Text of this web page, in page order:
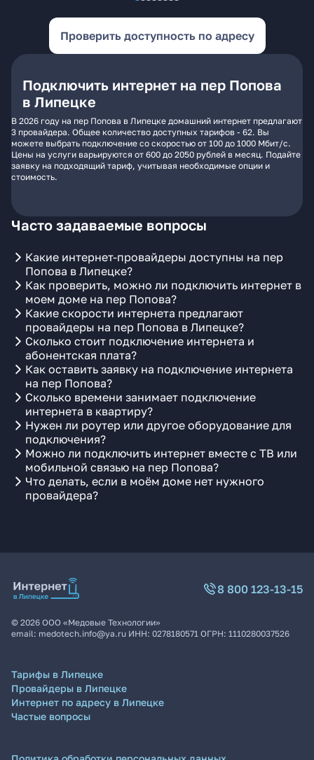
Проверить доступность по адресу
Подключить интернет на пер Попова
в Липецке
В 2026 году на пер Попова в Липецке домашний интернет предлагают
3 провайдера. Общее количество доступных тарифов - 62. Вы
можете выбрать подключение со скоростью от 100 до 1000 Мбит/с.
Цены на услуги варьируются от 600 до 2050 рублей в месяц. Подайте
заявку на подходящий тариф, учитывая необходимые опции и
стоимость.
Часто задаваемые вопросы
Какие интернет-провайдеры доступны на пер
Попова в Липецке?
Как проверить, можно ли подключить интернет в
моем доме на пер Попова?
Какие скорости интернета предлагают
провайдеры на пер Попова в Липецке?
Сколько стоит подключение интернета и
абонентская плата?
Как оставить заявку на подключение интернета
на пер Попова?
Сколько времени занимает подключение
интернета в квартиру?
Нужен ли роутер или другое оборудование для
подключения?
Можно ли подключить интернет вместе с ТВ или
мобильной связью на пер Попова?
Что делать, если в моём доме нет нужного
провайдера?
8 800 123-13-15
© 2026 ООО «Медовые Технологии»
email: medotech.info@ya.ru ИНН: 0278180571 ОГРН: 1110280037526
Тарифы в Липецке
Провайдеры в Липецке
Интернет по адресу в Липецке
Частые вопросы